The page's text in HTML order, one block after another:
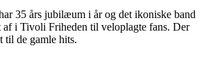
35 års jubilæum i år og det ikoniske band
af i Tivoli Friheden til veloplagte fans. Der
til de gamle hits.